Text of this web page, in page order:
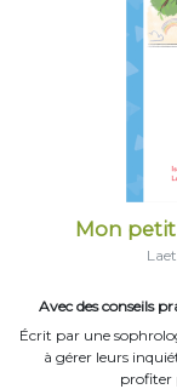
Mon
Avec des conseils
Écrit par une
à gérer leurs
profiter